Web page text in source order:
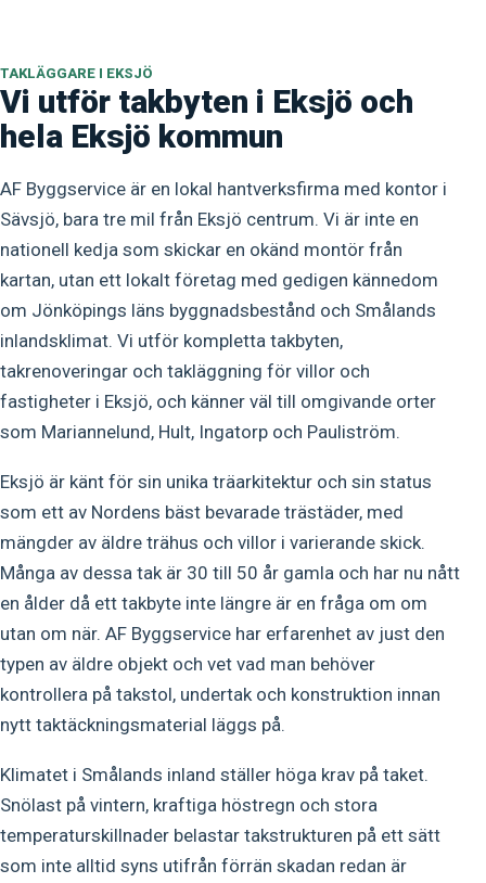
TAKLÄGGARE I EKSJÖ
Vi utför takbyten i Eksjö och
hela Eksjö kommun
AF Byggservice är en lokal hantverksfirma med kontor i
Sävsjö, bara tre mil från Eksjö centrum. Vi är inte en
nationell kedja som skickar en okänd montör från
kartan, utan ett lokalt företag med gedigen kännedom
om Jönköpings läns byggnadsbestånd och Smålands
inlandsklimat. Vi utför kompletta takbyten,
takrenoveringar och takläggning för villor och
fastigheter i Eksjö, och känner väl till omgivande orter
som Mariannelund, Hult, Ingatorp och Pauliström.
Eksjö är känt för sin unika träarkitektur och sin status
som ett av Nordens bäst bevarade trästäder, med
mängder av äldre trähus och villor i varierande skick.
Många av dessa tak är 30 till 50 år gamla och har nu nått
en ålder då ett takbyte inte längre är en fråga om om
utan om när. AF Byggservice har erfarenhet av just den
typen av äldre objekt och vet vad man behöver
kontrollera på takstol, undertak och konstruktion innan
nytt taktäckningsmaterial läggs på.
Klimatet i Smålands inland ställer höga krav på taket.
Snölast på vintern, kraftiga höstregn och stora
temperaturskillnader belastar takstrukturen på ett sätt
som inte alltid syns utifrån förrän skadan redan är